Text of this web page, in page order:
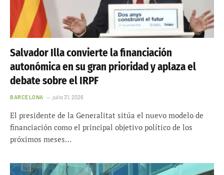
Salvador Illa convierte la financiación
autonómica en su gran prioridad y aplaza el
debate sobre el IRPF
BARCELONA julio 31, 2026
El presidente de la Generalitat sitúa el nuevo modelo de
financiación como el principal objetivo político de los
próximos meses…